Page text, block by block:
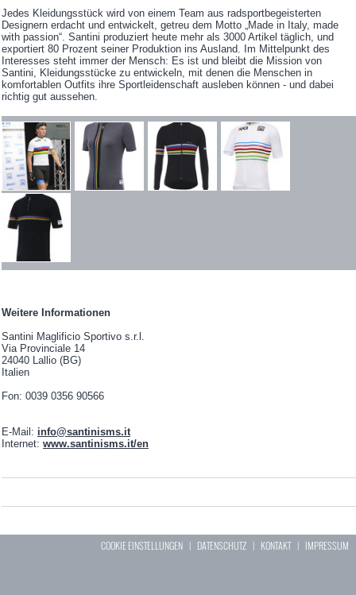
Jedes Kleidungsstück wird von einem Team aus radsportbegeisterten
Designern erdacht und entwickelt, getreu dem Motto „Made in Italy, made
with passion“. Santini produziert heute mehr als 3000 Artikel täglich, und
exportiert 80 Prozent seiner Produktion ins Ausland. Im Mittelpunkt des
Interesses steht immer der Mensch: Es ist und bleibt die Mission von
Santini, Kleidungsstücke zu entwickeln, mit denen die Menschen in
komfortablen Outfits ihre Sportleidenschaft ausleben können - und dabei
richtig gut aussehen.
Weitere Informationen
Santini Maglificio Sportivo s.r.l.
Via Provinciale 14
24040 Lallio (BG)
Italien
Fon: 0039 0356 90566
E-Mail: info@santinisms.it
Internet: www.santinisms.it/en
COOKIE EINSTELLUNGEN | DATENSCHUTZ | KONTAKT| IMPRESSUM